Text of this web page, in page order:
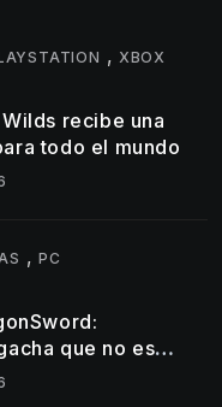
, XBOX
recibe una
todo el mundo
, PC
que no es